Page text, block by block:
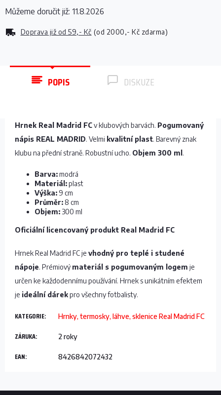
Doprava již od 59,- Kč (od 2000,- Kč zdarma)
Můžeme doručit již: 11.8.2026
POPIS DISKUZE
Hrnek Real Madrid FCv klubových barvách. Pogumovaný
nápis REAL MADRID. Velmi kvalitní plast. Barevný znak
klubu na přední straně. Robustní ucho. Objem 300 ml .
Barva:modrá
Materiál:plast
Výška: 9 cm
Průměr:8 cm
Objem: 300 ml
Oficiální licencovaný produkt Real Madrid FC
Hrnek Real Madrid FC je vhodný pro teplé i studené
nápoje. Prémiovýmateriál s pogumovaným logem je
určen ke každodennímu používání. Hrnek s unikátním efektem
je ideální dárekpro všechny fotbalisty.
KATEGORIE: Hrnky, termosky, láhve, sklenice Real Madrid FC
ZÁRUKA: 2 roky
EAN: 8426842072432